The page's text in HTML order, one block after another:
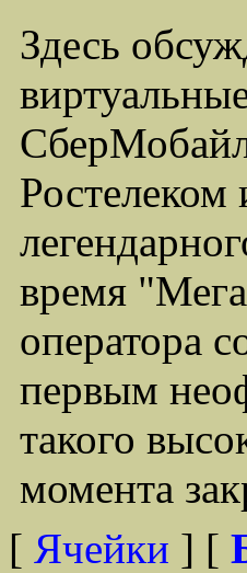
Здесь
время
оператора
первым
такого
момента
[ Ячейки ] [